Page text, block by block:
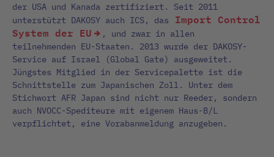
der USA und Kanada zertifiziert. Seit 2011
unterstützt DAKOSY auch ICS, das
Import Control
System der EU
, und zwar in allen
teilnehmenden EU-Staaten. 2013 wurde der DAKOSY-
Service auf Israel (Global Gate) ausgeweitet.
Jüngstes Mitglied in der Servicepalette ist die
Schnittstelle zum Japanischen Zoll. Unter dem
Stichwort AFR Japan sind nicht nur Reeder, sondern
auch NVOCC-Spediteure mit eigenem Haus-B/L
verpflichtet, eine Vorabanmeldung anzugeben.